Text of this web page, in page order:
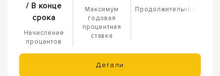
/ В конце
срока
Начисление
процентов
Максимум
годовая
процентная
ставка
Продолжительность
Детали